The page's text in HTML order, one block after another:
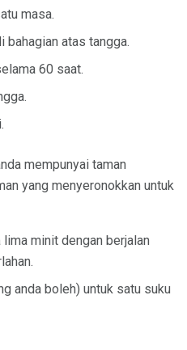
masa.
bahagian atas tangga.
60 saat.
mempunyai taman
yang menyeronokkan untuk
minit dengan berjalan
anda boleh) untuk satu suku